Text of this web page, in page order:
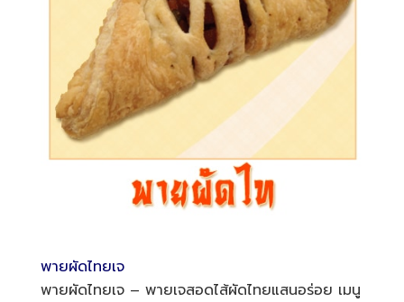
พายผัดไทยเจ
พายผัดไทยเจ – พายเจสอดไส้ผัดไทยแสนอร่อย เมนู